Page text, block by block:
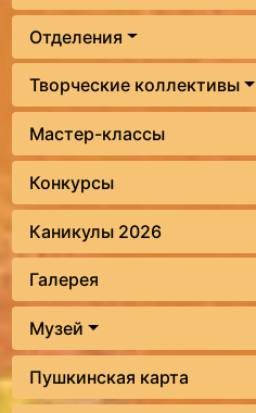
Отделения
Творческие коллективы
Мастер-классы
Конкурсы
Каникулы 2026
Галерея
Музей
Пушкинская карта